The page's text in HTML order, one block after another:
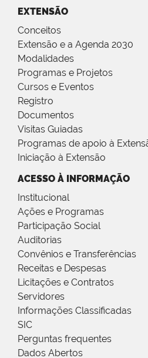
EXTENSÃO
Conceitos
Extensão e a Agenda 2030
Modalidades
Programas e Projetos
Cursos e Eventos
Registro
Documentos
Visitas Guiadas
Programas de apoio à
Iniciação à Extensão
ACESSO À INFORMAÇÃO
Institucional
Ações e Programas
Participação Social
Auditorias
Convênios e Transferências
Receitas e Despesas
Licitações e Contratos
Servidores
Informações Classificadas
SIC
Perguntas frequentes
Dados Abertos